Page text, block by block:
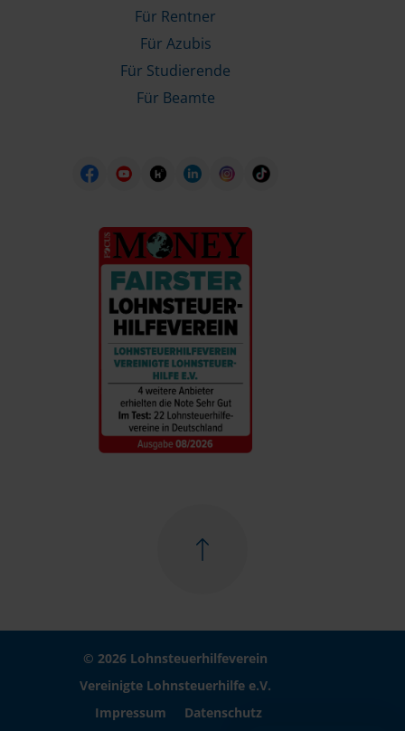
Für Rentner
Für Azubis
Für Studierende
Für Beamte
© 2026 Lohnsteuerhilfeverein
Vereinigte Lohnsteuerhilfe e.V.
Impressum
Datenschutz